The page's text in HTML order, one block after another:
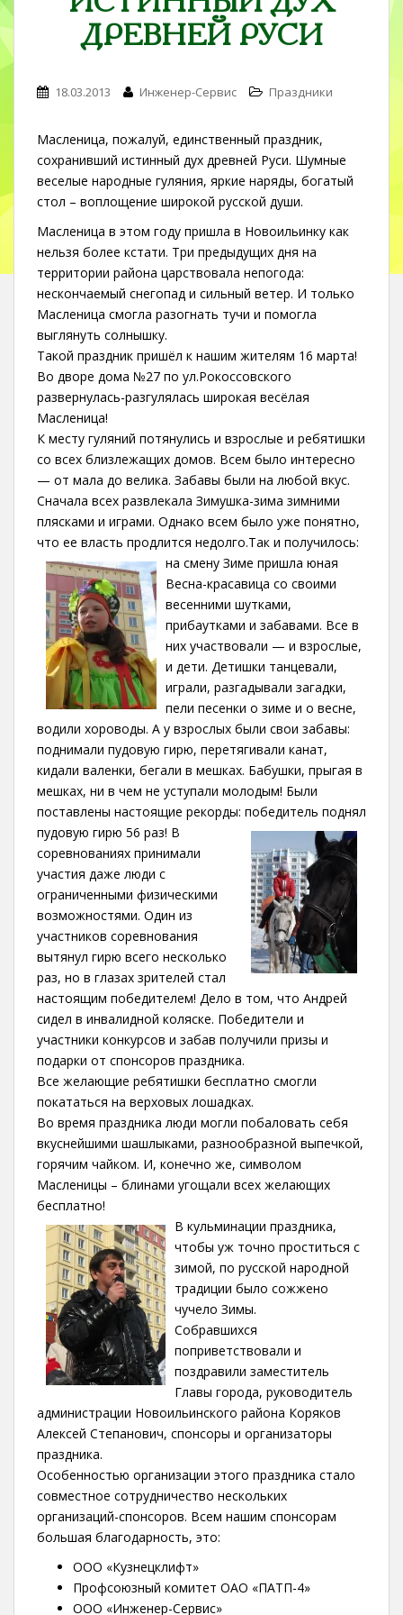
ДРЕВНЕЙ РУСИ
18.03.2013 Инженер-Сервис Праздники
Масленица, пожалуй, единственный праздник,
сохранивший истинный дух древней Руси. Шумные
веселые народные гуляния, яркие наряды, богатый
стол – воплощение широкой русской души.
Масленица в этом году пришла в Новоильинку как
нельзя более кстати. Три предыдущих дня на
территории района царствовала непогода:
нескончаемый снегопад и сильный ветер. И только
Масленица смогла разогнать тучи и помогла
выглянуть солнышку.
Такой праздник пришёл к нашим жителям 16 марта!
Во дворе дома №27 по ул.Рокоссовского
развернулась-разгулялась широкая весёлая
Масленица!
К месту гуляний потянулись и взрослые и ребятишки
со всех близлежащих домов. Всем было интересно
— от мала до велика. Забавы были на любой вкус.
Сначала всех развлекала Зимушка-зима зимними
плясками и играми. Однако всем было уже понятно,
что ее власть продлится недолго.Так и получилось:
на смену Зиме пришла юная
Весна-красавица со своими
весенними шутками,
прибаутками и забавами. Все в
них участвовали — и взрослые,
и дети. Детишки танцевали,
играли, разгадывали загадки,
пели песенки о зиме и о весне,
водили хороводы. А у взрослых были свои забавы:
поднимали пудовую гирю, перетягивали канат,
кидали валенки, бегали в мешках. Бабушки, прыгая в
мешках, ни в чем не уступали молодым! Были
поставлены настоящие рекорды: победитель поднял
пудовую гирю 56 раз! В
соревнованиях принимали
участия даже люди с
ограниченными физическими
возможностями. Один из
участников соревнования
вытянул гирю всего несколько
раз, но в глазах зрителей стал
настоящим победителем! Дело в том, что Андрей
сидел в инвалидной коляске. Победители и
участники конкурсов и забав получили призы и
подарки от спонсоров праздника.
Все желающие ребятишки бесплатно смогли
покататься на верховых лошадках.
Во время праздника люди могли побаловать себя
вкуснейшими шашлыками, разнообразной выпечкой,
горячим чайком. И, конечно же, символом
Масленицы – блинами угощали всех желающих
бесплатно!
В кульминации праздника,
чтобы уж точно проститься с
зимой, по русской народной
традиции было сожжено
чучело Зимы.
Собравшихся
поприветствовали и
поздравили заместитель
Главы города, руководитель
администрации Новоильинского района Коряков
Алексей Степанович, спонсоры и организаторы
праздника.
Особенностью организации этого праздника стало
совместное сотрудничество нескольких
организаций-спонсоров. Всем нашим спонсорам
большая благодарность, это:
ООО «Кузнецклифт»
Профсоюзный комитет ОАО «ПАТП-4»
ООО «Инженер-Сервис»